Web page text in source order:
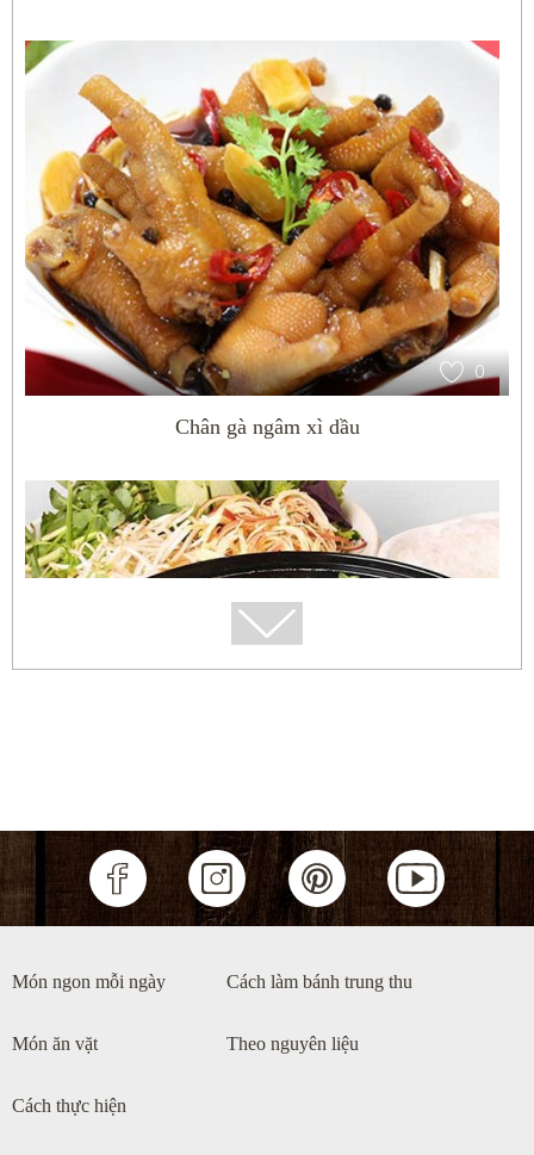
0
Chân gà ngâm xì dầu
Lẩu cá chép giòn măng chua
Món ngon mỗi ngày Cách làm bánh trung thu
Món ăn vặt Theo nguyên liệu
Cách thực hiện